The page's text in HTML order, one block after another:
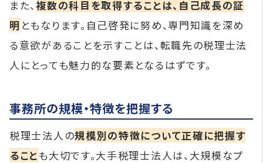
また、 複数の科目を取得することは、自己成長の証
明 ともなります。自己啓発に努め、専門知識を深め
る意欲があることを示すことは、転職先の税理士法
人にとっても魅力的な要素となるはずです。
事務所の規模・特徴を把握する
税理士法人の規模別の特徴について正確に把握す
ることも大切です。大手税理士法人は、大規模なプ